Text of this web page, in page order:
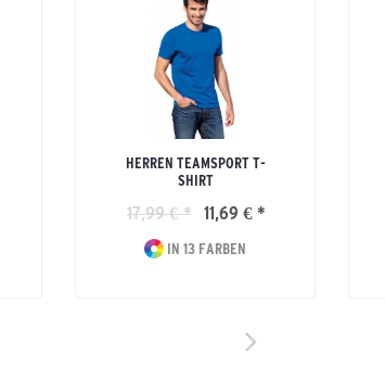
HERREN TEAMSPORT T-
SHIRT
17,99 € * 11,69 € *
IN 13 FARBEN